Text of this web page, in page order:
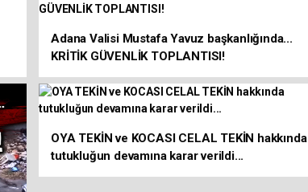
Adana Valisi Mustafa Yavuz başkanlığında...
KRİTİK GÜVENLİK TOPLANTISI!
OYA TEKİN ve KOCASI CELAL TEKİN hakkında
tutukluğun devamına karar verildi...